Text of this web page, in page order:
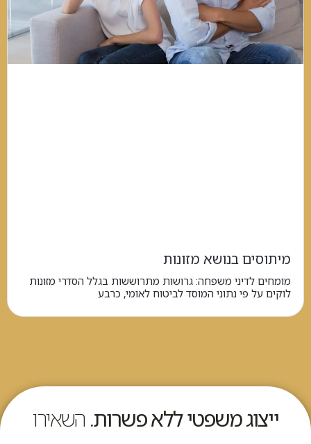
מיתוסים בנושא מזונות
מומחים לדיני משפחה: גרושות מתרוששות בגלל הסדרי מזונות
לוקים על פי נתוני המוסד לביטוח לאומי, כרבע
ייצוג משפטי ללא פשרות. השאירו